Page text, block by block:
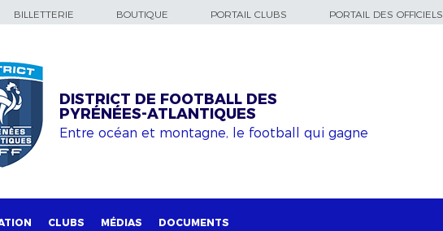
BILLETTERIE BOUTIQUE PORTAIL CLUBS PORTAIL DES OFFICIELS
DISTRICT DE FOOTBALL DES
PYRÉNÉES-ATLANTIQUES
Entre océan et montagne, le football qui gagne
CLUBS MÉDIAS DOCUMENTS